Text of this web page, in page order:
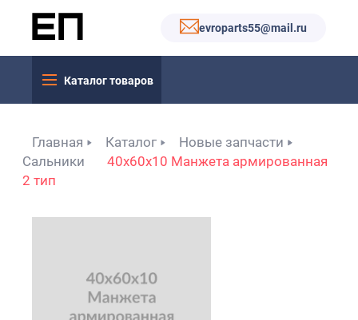
evroparts55@mail.ru
Каталог товаров
Главная Каталог
Новые запчасти
Сальники
40x60x10 Манжета армированная
2 тип